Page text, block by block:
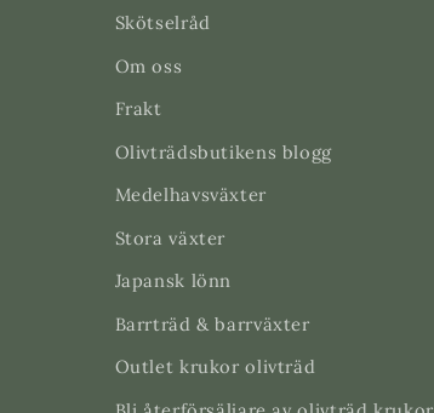
Skötselråd
Om oss
Frakt
Olivträdsbutikens blogg
Medelhavsväxter
Stora växter
Japansk lönn
Barrträd & barrväxter
Outlet krukor olivträd